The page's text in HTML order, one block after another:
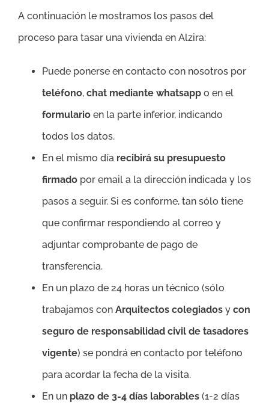
A continuación le mostramos los pasos del
proceso para tasar una vivienda en Alzira:
Puede ponerse en contacto con nosotros por
teléfono, chat mediante whatsapp o en el
formulario en la parte inferior, indicando
todos los datos.
En el mismo día recibirá su presupuesto
firmado por email a la dirección indicada y los
pasos a seguir. Si es conforme, tan sólo tiene
que confirmar respondiendo al correo y
adjuntar comprobante de pago de
transferencia.
En un plazo de 24 horas un técnico (sólo
trabajamos con Arquitectos colegiados y con
seguro de responsabilidad civil de tasadores
vigente) se pondrá en contacto por teléfono
para acordar la fecha de la visita.
En un plazo de 3-4 días laborables (1-2 días